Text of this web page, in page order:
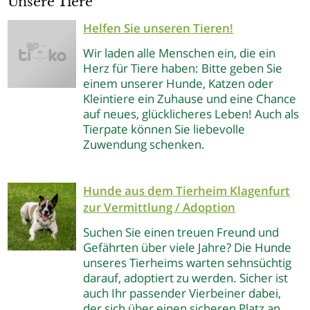
Helfen Sie unseren Tieren!
Wir laden alle Menschen ein, die ein
Herz für Tiere haben: Bitte geben Sie
einem unserer Hunde, Katzen oder
Kleintiere ein Zuhause und eine Chance
auf neues, glücklicheres Leben! Auch als
Tierpate können Sie liebevolle
Zuwendung schenken.
Hunde aus dem Tierheim Klagenfurt
zur Vermittlung / Adoption
Suchen Sie einen treuen Freund und
Gefährten über viele Jahre? Die Hunde
unseres Tierheims warten sehnsüchtig
darauf, adoptiert zu werden. Sicher ist
auch Ihr passender Vierbeiner dabei,